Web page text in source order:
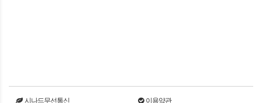
시나드무선통신 이용약관